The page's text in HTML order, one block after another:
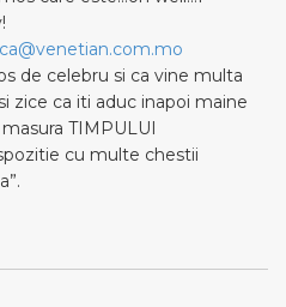
de celebru si ca vine multa
zice ca iti aduc inapoi maine
TIMPULUI
cu multe chestii